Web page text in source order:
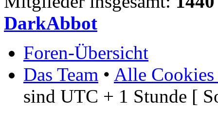
DarkAbbot
Foren-Übersicht
Das Team • Alle Cookies
sind UTC + 1 Stunde [